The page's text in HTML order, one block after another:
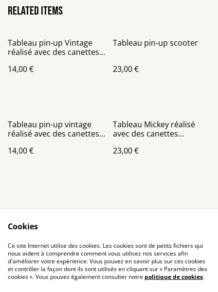
Related items
Tableau pin-up Vintage
réalisé avec des canettes
14,00 €
Tableau pin-up scooter
23,00 €
Tableau pin-up vintage
réalisé avec des canettes
14,00 €
Tableau Mickey réalisé
avec des canettes
23,00 €
Contact Us
Legal Terms
Privacy Policy
Cookie Policy
Cookies
Ce site Internet utilise des cookies. Les cookies sont de petits fichiers qui
nous aident à comprendre comment vous utilisez nos services afin
d'améliorer votre expérience. Vous pouvez en savoir plus sur ces cookies
et contrôler la façon dont ils sont utilisés en cliquant sur « Paramètres des
cookies ». Vous pouvez également consulter notre politique de cookies.